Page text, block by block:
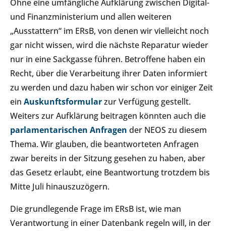
Ohne eine umfängliche Aufklärung zwischen Digital-
und Finanzministerium und allen weiteren
„Ausstattern“ im ERsB, von denen wir vielleicht noch
gar nicht wissen, wird die nächste Reparatur wieder
nur in eine Sackgasse führen. Betroffene haben ein
Recht, über die Verarbeitung ihrer Daten informiert
zu werden und dazu haben wir schon vor einiger Zeit
ein Auskunftsformularzur Verfügung gestellt.
Weiters zur Aufklärung beitragen könnten auch die
parlamentarischen Anfragen der NEOS zu diesem
Thema. Wir glauben, die beantworteten Anfragen
zwar bereits in der Sitzung gesehen zu haben, aber
das Gesetz erlaubt, eine Beantwortung trotzdem bis
Mitte Juli hinauszuzögern.
Die grundlegende Frage im ERsB ist, wie man
Verantwortung in einer Datenbank regeln will, in der